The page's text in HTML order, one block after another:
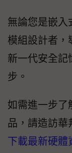
無論您是嵌入
模組設計者，
新一代安全記
步。
如需進一步了
品，請造訪華
下載最新硬體